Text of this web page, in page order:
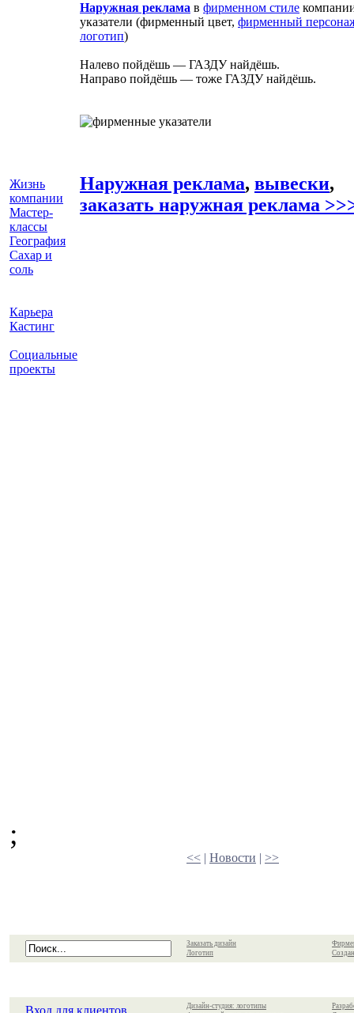
Жизнь
компании
Мастер-
классы
География
Сахар и
соль
Карьера
Кастинг
Социальные
проекты
Наружная реклама в фирменном стиле
указатели (фирменный цвет, фирменный
логотип)
Налево пойдёшь — ГАЗДУ найдёшь.
Направо пойдёшь — тоже ГАЗДУ найдёшь.
Наружная реклама, вывески,
заказать наружная реклама
;
<< | Новости | >>
Заказать дизайн
Логотип
Вход для клиентов
Дизайн-студия: логотипы